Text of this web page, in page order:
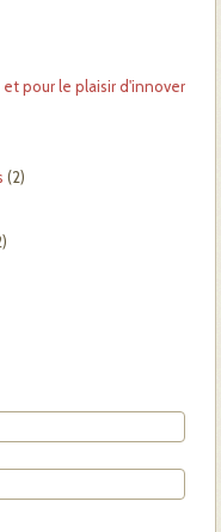
pour le plaisir d'innover
(2)